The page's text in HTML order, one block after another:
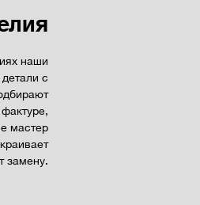
наши
с
мастер
замену.